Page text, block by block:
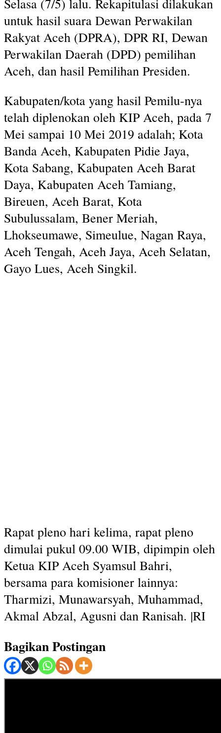
untuk hasil suara Dewan Perwakilan
Rakyat Aceh (DPRA), DPR RI, Dewan
Perwakilan Daerah (DPD) pemilihan
Aceh, dan hasil Pemilihan Presiden.
Kabupaten/kota yang hasil Pemilu-nya
telah diplenokan oleh KIP Aceh, pada 7
Mei sampai 10 Mei 2019 adalah; Kota
Banda Aceh, Kabupaten Pidie Jaya,
Kota Sabang, Kabupaten Aceh Barat
Daya, Kabupaten Aceh Tamiang,
Bireuen, Aceh Barat, Kota
Subulussalam, Bener Meriah,
Lhokseumawe, Simeulue, Nagan Raya,
Aceh Tengah, Aceh Jaya, Aceh Selatan,
Gayo Lues, Aceh Singkil.
Rapat pleno hari kelima, rapat pleno
dimulai pukul 09.00 WIB, dipimpin oleh
Ketua KIP Aceh Syamsul Bahri,
bersama para komisioner lainnya:
Tharmizi, Munawarsyah, Muhammad,
Akmal Abzal, Agusni dan Ranisah. |RI
Bagikan Postingan